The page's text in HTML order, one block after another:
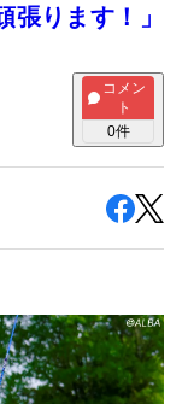
ります！」
コメン
ト
0件